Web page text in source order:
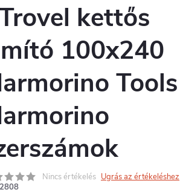
kettős
100x240
Tools
Nincs értékelés Ugrás az értékeléshez
2808